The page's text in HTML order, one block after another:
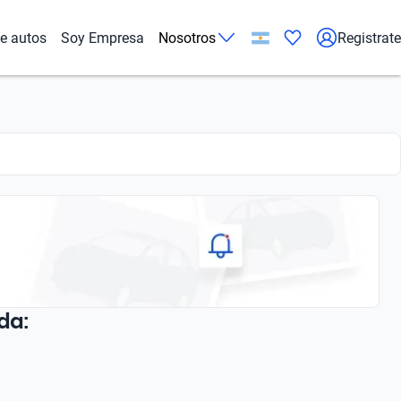
autos Soy Empresa Nosotros Registrate